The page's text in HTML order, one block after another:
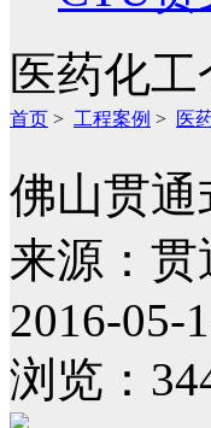
医药化工
首页 > 工程案例 > 医
佛山贯
来源：贯
2016-05-
浏览：